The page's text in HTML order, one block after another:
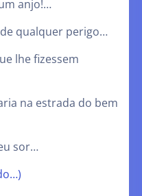
anjo!…
qualquer perigo…
lhe fizessem
na estrada do bem
sor…